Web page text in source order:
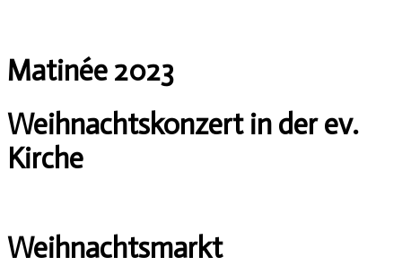
Matinée 2023
Weihnachtskonzert in der ev.
Kirche
Weihnachtsmarkt